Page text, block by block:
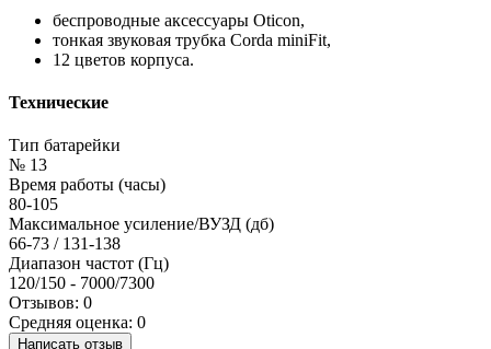
беспроводные аксессуары Oticon,
тонкая звуковая трубка Corda miniFit,
12 цветов корпуса.
Технические
Тип батарейки
№ 13
Время работы (часы)
80-105
Максимальное усиление/ВУЗД (дб)
66-73 / 131-138
Диапазон частот (Гц)
120/150 - 7000/7300
Отзывов: 0
Средняя оценка: 0
Написать отзыв